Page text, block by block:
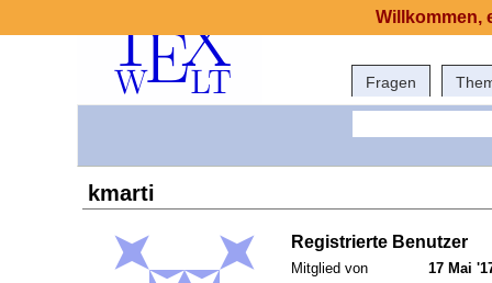
Fragen
kmarti
Registrierte Benutzer
Mitglied von
17 Mai
Willkommen,